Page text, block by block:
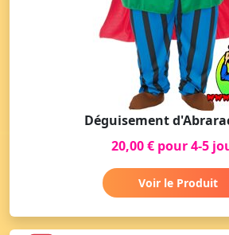
Déguisement
20,00 € pour 4-5
Voir le Produit